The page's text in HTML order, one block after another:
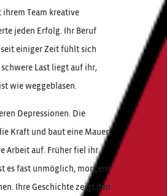
Team kreative
jeden Erfolg. Ihr Beruf
einiger Zeit fühlt sich
schwere Last liegt auf ihr,
wie weggeblasen.
Depressionen. Die
Kraft und baut eine Mauer
Arbeit auf. Früher fiel ihr
es fast unmöglich, morgens
Ihre Geschichte zeigt den